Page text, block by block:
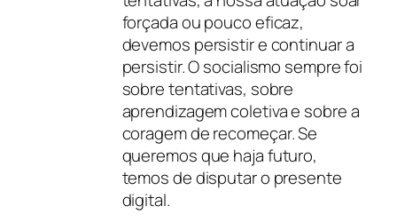
forçada ou pouco eficaz,
devemos persistir e continuar a
persistir. O socialismo sempre foi
sobre tentativas, sobre
aprendizagem coletiva e sobre a
coragem de recomeçar. Se
queremos que haja futuro,
temos de disputar o presente
digital.